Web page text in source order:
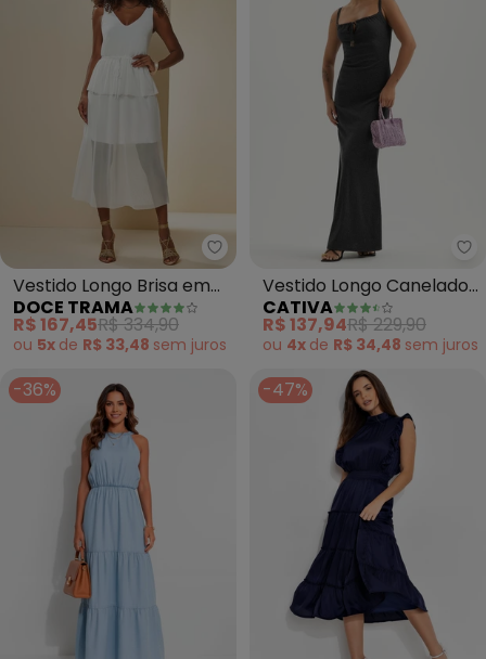
Doce Trama - Vestido Longo
Vestido Longo Brisa em
Tule (Branco)
DOCE TRAMA
R$ 167,45R$ 334,90
ou 5x de R$ 33,48 sem juros
Vestido Longo Canelado
(Preto)
CATIVA
R$ 137,94R$ 229,90
ou 4x de R$ 34,48 sem juros
-36% -47%